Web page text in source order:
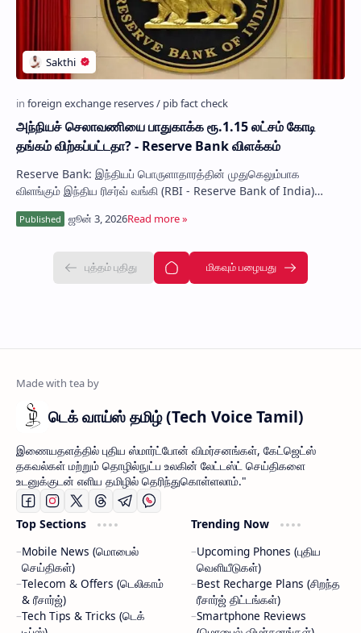
அந்நியச் செலாவணியை பாதுகாக்க ரூ.1.15 லட்சம் கோடி
தங்கம் விற்கப்பட்டதா? - Reserve Bank விளக்கம்
Reserve Bank: இந்தியப் பொருளாதாரத்தின் முதுகெலும்பாக
விளங்கும் இந்திய ரிசர்வ் வங்கி (RBI - Reserve Bank of India)
டெக் வாய்ஸ் தமிழ் (Tech Voice Tamil)
இணையதளத்தில் புதிய ஸ்மார்ட்போன் விமர்சனங்கள், கேட்ஜெட்ஸ்
தகவல்கள் மற்றும் தொழில்நுட்ப உலகின் லேட்டஸ்ட் செய்திகளை
உடனுக்குடன் எளிய தமிழில் தெரிந்துகொள்ளலாம்."
Top Sections
Mobile News (மொபைல்
செய்திகள்)
Telecom & Offers (டெலிகாம்
& ரீசார்ஜ்)
Tech Tips & Tricks (டெக்
Trending Now
Upcoming Phones (புதிய
வெளியீடுகள்)
Best Recharge Plans (சிறந்த
ரீசார்ஜ் திட்டங்கள்)
Smartphone Reviews